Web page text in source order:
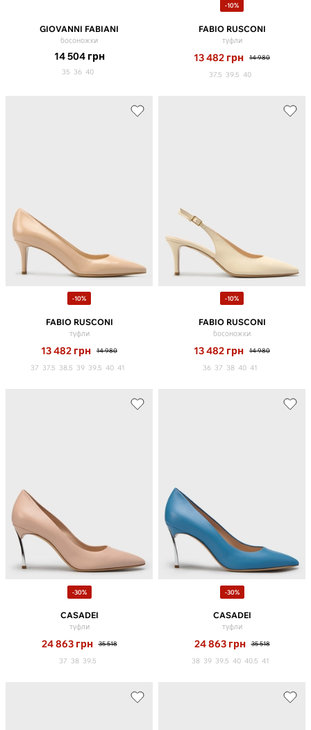
GIOVANNI FABIANI
босоножки
14 504 грн
35 36 40
-10%
FABIO RUSCONI
туфли
13 482 грн 14 980
37.5 39.5 40
-10%
FABIO RUSCONI
туфли
13 482 грн 14 980
37 37.5 38.5 39 39.5 40 41
-10%
FABIO RUSCONI
босоножки
13 482 грн 14 980
36 37 38 40 41
-30%
CASADEI
туфли
24 863 грн 35 518
37 38 39.5
-30%
CASADEI
туфли
24 863 грн 35 518
38 39 39.5 40 40.5 41